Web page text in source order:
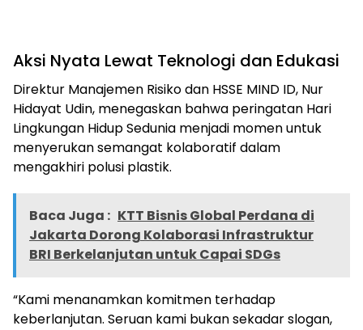
Aksi Nyata Lewat Teknologi dan Edukasi
Direktur Manajemen Risiko dan HSSE MIND ID, Nur
Hidayat Udin, menegaskan bahwa peringatan Hari
Lingkungan Hidup Sedunia menjadi momen untuk
menyerukan semangat kolaboratif dalam
mengakhiri polusi plastik.
Baca Juga : KTT Bisnis Global Perdana di
Jakarta Dorong Kolaborasi Infrastruktur
BRI Berkelanjutan untuk Capai SDGs
“Kami menanamkan komitmen terhadap
keberlanjutan. Seruan kami bukan sekadar slogan,